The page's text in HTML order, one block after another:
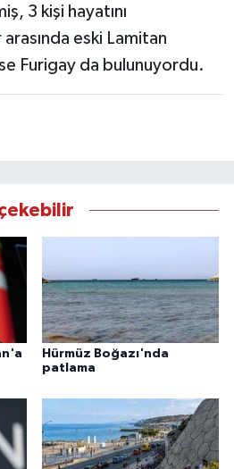
3 kişi hayatını
eski Lamitan
Furigay da bulunuyordu.
Hürmüz Boğazı'nda
patlama